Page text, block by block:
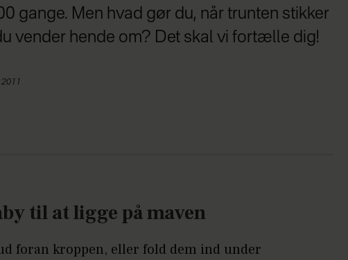
gange. Men hvad gør du, når trunten stikker
vender hende om? Det skal vi fortælle dig!
2011
til at ligge på maven
foran kroppen, eller fold dem ind under